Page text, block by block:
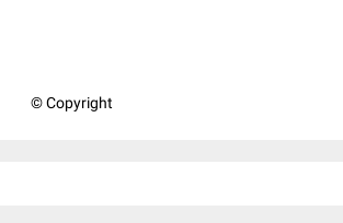
© Copyright